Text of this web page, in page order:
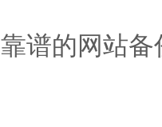
靠谱的网站备